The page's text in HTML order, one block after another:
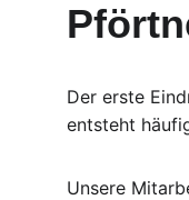
Der erste
entsteht
Unsere